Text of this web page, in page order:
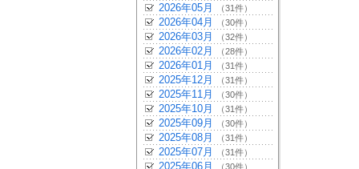
2026年05月 （31件）
2026年04月 （30件）
2026年03月 （32件）
2026年02月 （28件）
2026年01月 （31件）
2025年12月 （31件）
2025年11月 （30件）
2025年10月 （31件）
2025年09月 （30件）
2025年08月 （31件）
2025年07月 （31件）
2025年06月 （30件）